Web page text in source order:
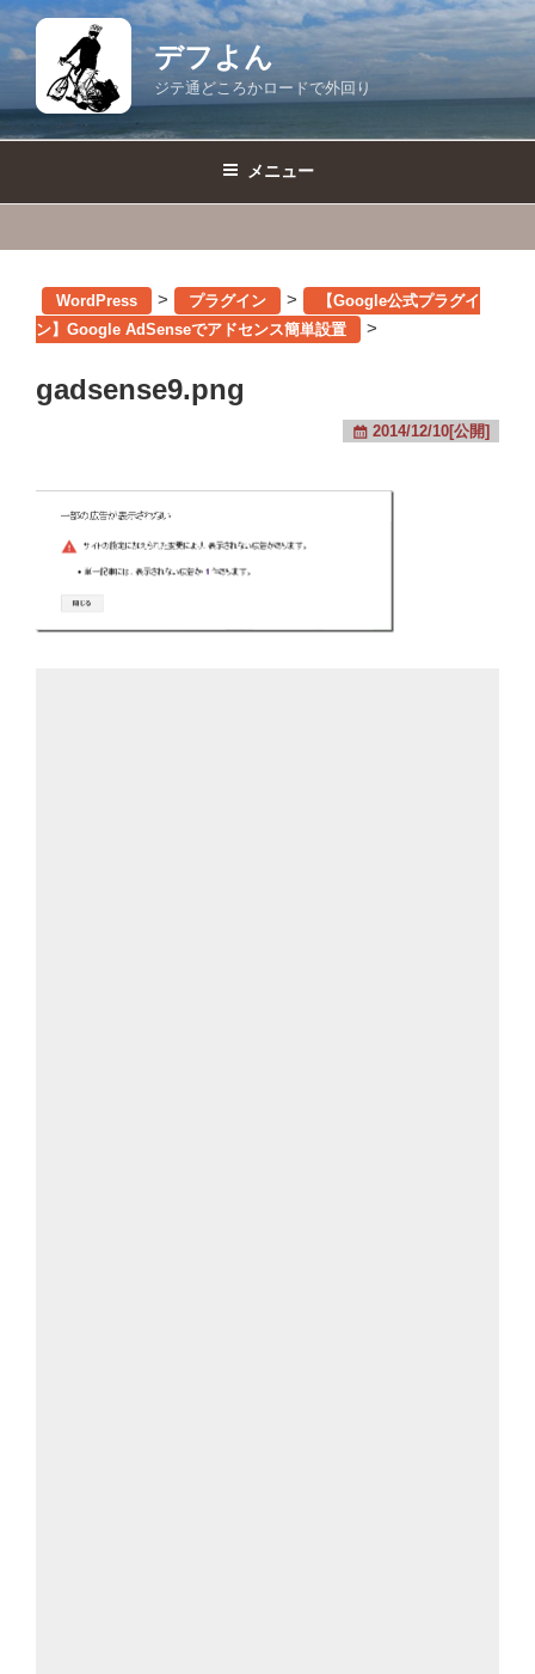
コ
ン
デフよん
ジテ通どころかロードで外回り
メニュー
WordPress > プラグイン >
【Google公式プラグイ
ン】Google AdSenseでアドセンス簡単設置
>
gadsense9.png
2014/12/10[公開]